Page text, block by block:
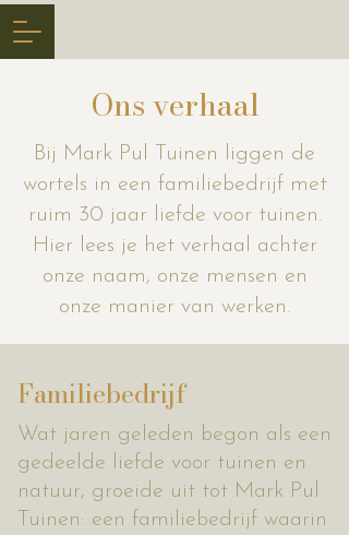
Ons verhaal
Bij Mark Pul Tuinen liggen de
wortels in een familiebedrijf met
ruim 30 jaar liefde voor tuinen.
Hier lees je het verhaal achter
onze naam, onze mensen en
onze manier van werken.
Familiebedrijf
Wat jaren geleden begon als een
gedeelde liefde voor tuinen en
natuur, groeide uit tot Mark Pul
Tuinen: een familiebedrijf waarin